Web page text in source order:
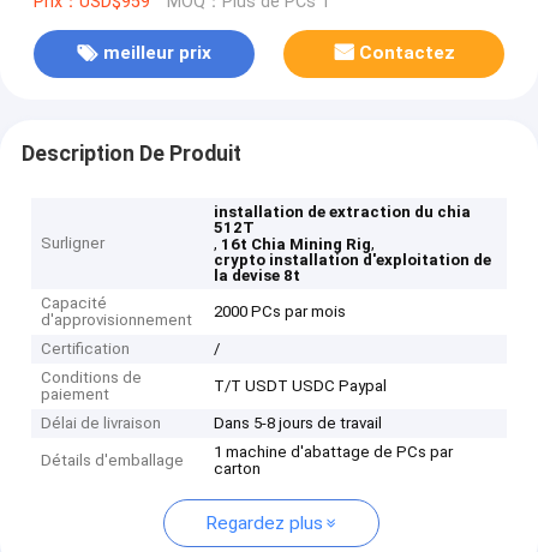
meilleur prix Contactez
Description De Produit
Surligner
installation de extraction du chia
512T
, 16t Chia Mining Rig,
crypto installation d'exploitation de
la devise 8t
Capacité
d'approvisionnement
2000 PCs par mois
Certification
/
Conditions de
paiement
T/T USDT USDC Paypal
Délai de livraison Dans 5-8 jours de travail
Détails d'emballage
1 machine d'abattage de PCs par
carton
Regardez plus